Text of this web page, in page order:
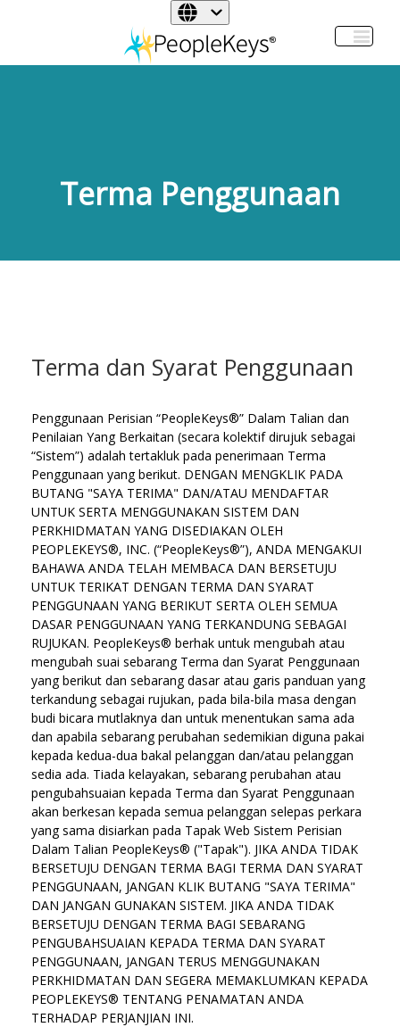
Terma Penggunaan
Terma dan Syarat Penggunaan
Penggunaan Perisian “PeopleKeys®” Dalam Talian dan
Penilaian Yang Berkaitan (secara kolektif dirujuk sebagai
“Sistem”) adalah tertakluk pada penerimaan Terma
Penggunaan yang berikut. DENGAN MENGKLIK PADA
BUTANG "SAYA TERIMA" DAN/ATAU MENDAFTAR
UNTUK SERTA MENGGUNAKAN SISTEM DAN
PERKHIDMATAN YANG DISEDIAKAN OLEH
PEOPLEKEYS®, INC. (“PeopleKeys®”), ANDA MENGAKUI
BAHAWA ANDA TELAH MEMBACA DAN BERSETUJU
UNTUK TERIKAT DENGAN TERMA DAN SYARAT
PENGGUNAAN YANG BERIKUT SERTA OLEH SEMUA
DASAR PENGGUNAAN YANG TERKANDUNG SEBAGAI
RUJUKAN. PeopleKeys® berhak untuk mengubah atau
mengubah suai sebarang Terma dan Syarat Penggunaan
yang berikut dan sebarang dasar atau garis panduan yang
terkandung sebagai rujukan, pada bila-bila masa dengan
budi bicara mutlaknya dan untuk menentukan sama ada
dan apabila sebarang perubahan sedemikian diguna pakai
kepada kedua-dua bakal pelanggan dan/atau pelanggan
sedia ada. Tiada kelayakan, sebarang perubahan atau
pengubahsuaian kepada Terma dan Syarat Penggunaan
akan berkesan kepada semua pelanggan selepas perkara
yang sama disiarkan pada Tapak Web Sistem Perisian
Dalam Talian PeopleKeys® ("Tapak"). JIKA ANDA TIDAK
BERSETUJU DENGAN TERMA BAGI TERMA DAN SYARAT
PENGGUNAAN, JANGAN KLIK BUTANG "SAYA TERIMA"
DAN JANGAN GUNAKAN SISTEM. JIKA ANDA TIDAK
BERSETUJU DENGAN TERMA BAGI SEBARANG
PENGUBAHSUAIAN KEPADA TERMA DAN SYARAT
PENGGUNAAN, JANGAN TERUS MENGGUNAKAN
PERKHIDMATAN DAN SEGERA MEMAKLUMKAN KEPADA
PEOPLEKEYS® TENTANG PENAMATAN ANDA
TERHADAP PERJANJIAN INI.